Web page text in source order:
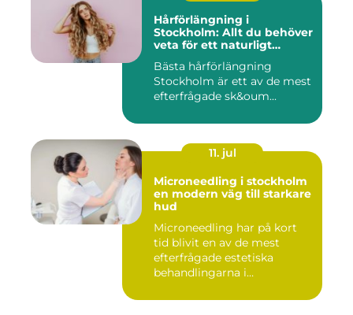
Hårförlängning i
Stockholm: Allt du behöver
veta för ett naturligt
Bästa hårförlängning
Stockholm är ett av de mest
efterfrågade sk&oum...
11. jul
Microneedling i stockholm
en modern väg till starkare
hud
Microneedling har på kort
tid blivit en av de mest
efterfrågade estetiska
behandlingarna i